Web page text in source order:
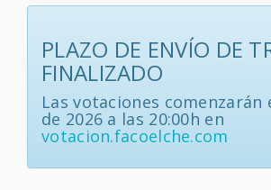
PLAZO DE ENVÍO DE
FINALIZADO
Las votaciones comenzarán
de 2026 a las 20:00h en
votacion.facoelche.com